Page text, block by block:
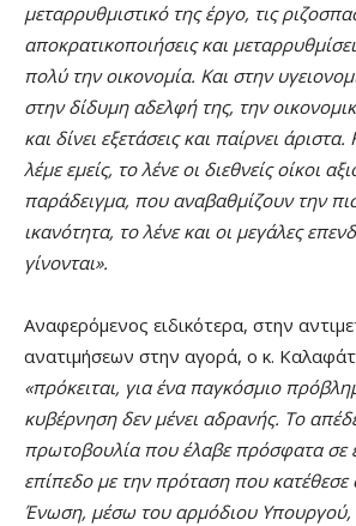
μεταρρυθμιστικό της έργο, τις
αποκρατικοποιήσεις και
πολύ την οικονομία. Και στην
στην δίδυμη αδελφή της, την
και δίνει εξετάσεις και παίρνει
λέμε εμείς, το λένε οι διεθνείς οίκοι
παράδειγμα, που αναβαθμίζουν την
ικανότητα, το λένε και οι μεγάλες
γίνονται».
Αναφερόμενος ειδικότερα, στην
ανατιμήσεων στην αγορά, ο κ.
«πρόκειται, για ένα παγκόσμιο
κυβέρνηση δεν μένει αδρανής. Το
πρωτοβουλία που έλαβε πρόσφατα σε
επίπεδο με την πρόταση που
Ένωση, μέσω του αρμόδιου Υπουργού,